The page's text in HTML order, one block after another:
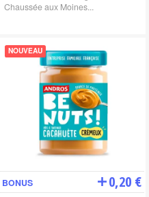
Chaussée aux Moines...
NOUVEAU
BONUS 0,20 €